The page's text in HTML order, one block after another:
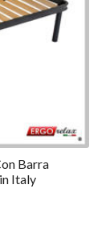
Barra
Italy